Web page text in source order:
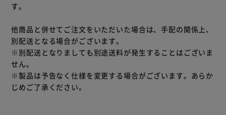
す。
他商品と併せてご注文をいただいた場合は、手配の関係上、
別配送となる場合がございます。
※別配送となりましても別途送料が発生することはございま
せん。
※製品は予告なく仕様を変更する場合がございます。あらか
じめご了承ください。